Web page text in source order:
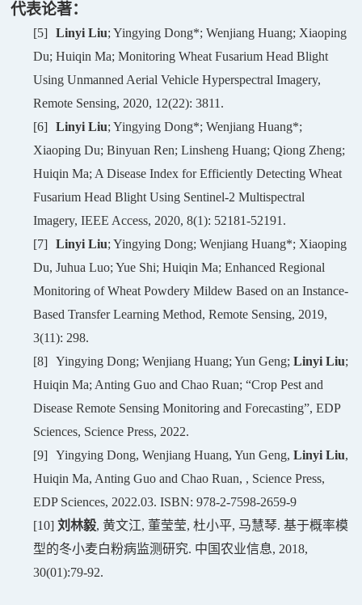
代表论著：
[5] Linyi Liu; Yingying Dong*; Wenjiang Huang; Xiaoping
Du; Huiqin Ma; Monitoring Wheat Fusarium Head Blight
Using Unmanned Aerial Vehicle Hyperspectral Imagery,
Remote Sensing, 2020, 12(22): 3811.
[6]
Linyi Liu; Yingying Dong*; Wenjiang Huang*;
Xiaoping Du; Binyuan Ren; Linsheng Huang; Qiong Zheng;
Huiqin Ma; A Disease Index for Efficiently Detecting Wheat
Fusarium Head Blight Using Sentinel-2 Multispectral
Imagery, IEEE Access, 2020, 8(1): 52181-52191.
[7]
Linyi Liu; Yingying Dong; Wenjiang Huang*; Xiaoping
Du, Juhua Luo; Yue Shi; Huiqin Ma; Enhanced Regional
Monitoring of Wheat Powdery Mildew Based on an Instance-
Based Transfer Learning Method, Remote Sensing, 2019,
3(11): 298.
[8]
Yingying Dong; Wenjiang Huang; Yun Geng;Linyi Liu;
Huiqin Ma; Anting Guo and Chao Ruan; “Crop Pest and
Disease Remote Sensing Monitoring and Forecasting”, EDP
Sciences, Science Press, 2022.
[9]
Yingying Dong, Wenjiang Huang, Yun Geng,Linyi Liu,
Huiqin Ma, Anting Guo and Chao Ruan, , Science Press,
EDP Sciences, 2022.03. ISBN: 978-2-7598-2659-9
[10]刘林毅,黄文江, 董莹莹,杜小平, 马慧琴.基于概率模
型的冬小麦白粉病监测研究. 中国农业信息, 2018,
30(01):79-92.